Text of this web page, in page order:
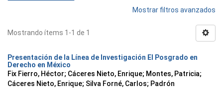
Mostrar filtros avanzados
Mostrando ítems 1-1 de 1
Presentación de la Línea de Investigación El Posgrado en
Derecho en México
Fix Fierro, Héctor; Cáceres Nieto, Enrique; Montes, Patricia;
Cáceres Nieto, Enrique; Silva Forné, Carlos; Padrón